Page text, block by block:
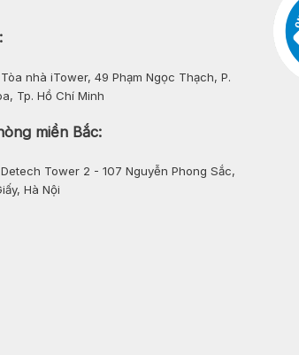
nhà iTower, 49 Phạm Ngọc Thạch, P.
Tp. Hồ Chí Minh
miền Bắc:
Tower 2 - 107 Nguyễn Phong Sắc,
Hà Nội